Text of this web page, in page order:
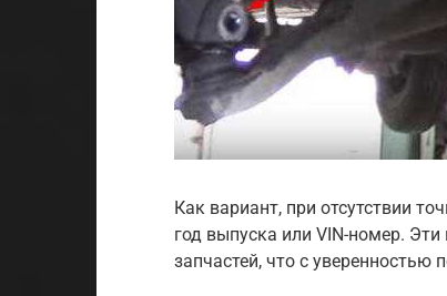
Как вариант, при отсутствии
год выпуска или VIN-номер.
запчастей, что с уверенностью